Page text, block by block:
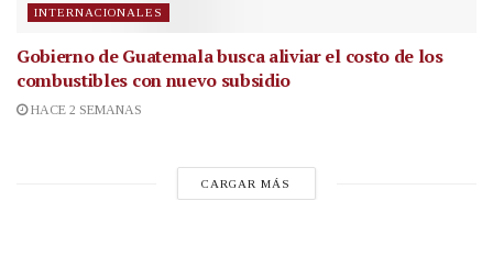
INTERNACIONALES
Gobierno de Guatemala busca aliviar el costo de los
combustibles con nuevo subsidio
HACE 2 SEMANAS
CARGAR MÁS